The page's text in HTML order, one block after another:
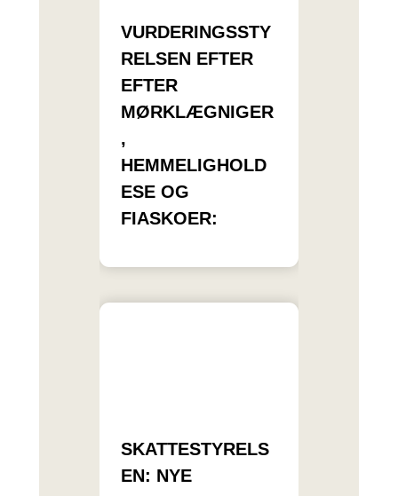
VURDERINGSSTY
RELSEN EFTER
EFTER
MØRKLÆGNIGER
,
HEMMELIGHOLD
ESE OG
FIASKOER:
SKATTESTYRELS
EN: NYE